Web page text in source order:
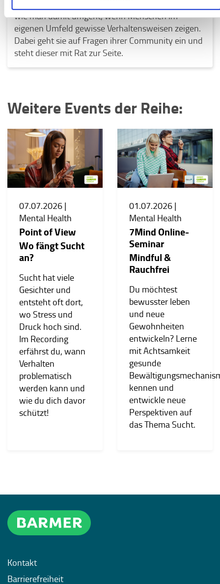
wie man damit umgeht, wenn Menschen im
eigenen Umfeld gewisse Verhaltensweisen zeigen.
Dabei geht sie auf Fragen ihrer Community ein und
steht dieser mit Rat zur Seite.
Weitere Events der Reihe:
07.07.2026 |
Mental Health
Point of View
Wo fängt Sucht
an?
Sucht hat viele
Gesichter und
entsteht oft dort,
wo Stress und
Druck hoch sind.
Im Recording
erfährst du, wann
Verhalten
problematisch
werden kann und
wie du dich davor
schützt!
01.07.2026 |
Mental Health
7Mind Online-
Seminar
Mindful &
Rauchfrei
Du möchtest
bewusster leben
und neue
Gewohnheiten
entwickeln? Lerne
mit Achtsamkeit
gesunde
kennen und
entwickle neue
Perspektiven auf
das Thema Sucht.
Kontakt
Barrierefreiheit